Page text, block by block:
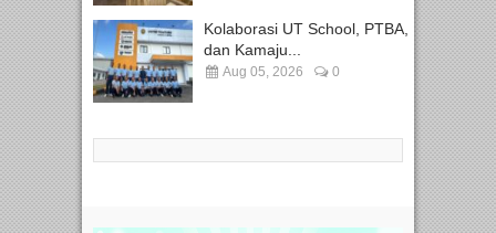
Kolaborasi UT School, PTBA,
dan Kamaju...
Aug 05, 2026 0